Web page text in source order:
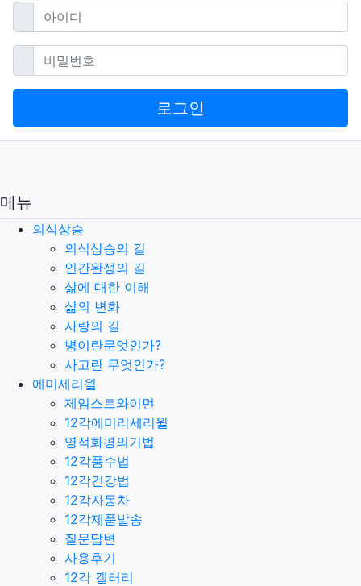
아이디필수
비밀번호필수
로그인
메뉴
의식상승
의식상승의 길
인간완성의 길
삶에 대한 이해
삶의 변화
사랑의 길
병이란문엇인가?
사고란 무엇인가?
에미세리윌
제임스트와이먼
12각에미리세리윌
영적화평의기법
12각풍수법
12각건강법
12각자동차
12각제품발송
질문답변
사용후기
12각 갤러리